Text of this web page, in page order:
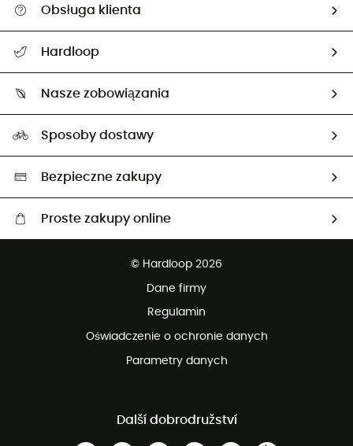
Obsługa klienta
Zwrot artykułów i zwrot środków
Hardloop
Ambasadorzy
Nasze zobowiązania
Wybrane produkty eko
Sposoby dostawy
Bezpieczne zakupy
Proste zakupy online
© Hardloop 2026
Dane firmy
Regulamin
Oświadczenie o ochronie danych
Parametry danych
Další dobrodružství